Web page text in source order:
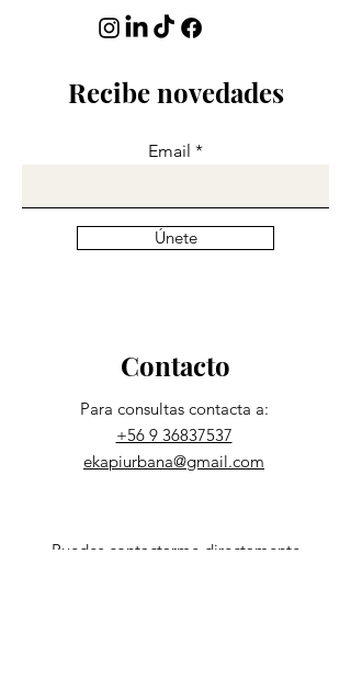
Recibe novedades
Email
Únete
Contacto
Para consultas contacta a:
+56 9 36837537
ekapiurbana@gmail.com
Puedes contactarme directamente